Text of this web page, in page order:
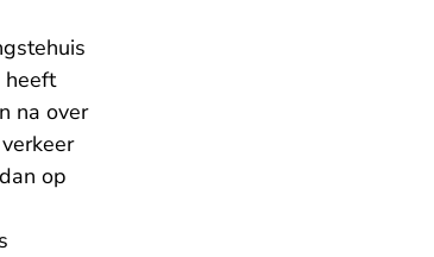
heeft
na over
op